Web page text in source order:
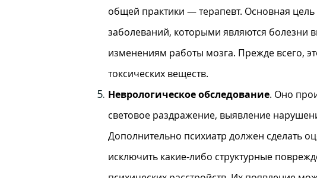
общей практики — терапевт. Основная
заболеваний, которыми являются болезни
изменениям работы мозга. Прежде всего,
токсических веществ.
Неврологическое обследование. Оно
световое раздражение, выявление
Дополнительно психиатр должен сделать
исключить какие-либо структурные